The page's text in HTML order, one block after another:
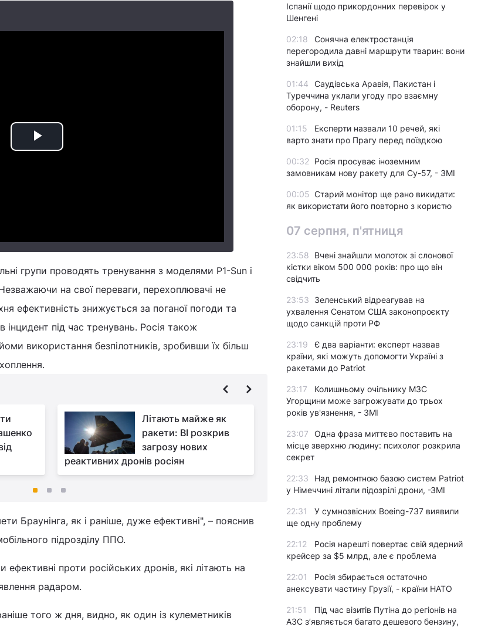
Play
групи проводять тренування з моделями P1-Sun і
на свої переваги, перехоплювачі не
ефективність знижується за поганої погоди та
під час тренувань. Росія також
використання безпілотників, зробивши їх більш
Літають майже як
ракети: BI розкрив
загрозу нових
реактивних дронів росіян
Росіяни все частіше
використовують
Білорусь для
дронових атак по Україні, - ДПСУ
Браунінга, як і раніше, дуже ефективні", – пояснив
підрозділу ППО.
проти російських дронів, які літають на
радаром.
того ж дня, видно, як один із кулеметників
Іспанії щодо прикордонних перевірок у
Шенгені
02:18
Сонячна електростанція
перегородила давні маршрути тварин: вони
знайшли вихід
01:44
Саудівська Аравія, Пакистан і
Туреччина уклали угоду про взаємну
оборону, - Reuters
01:15
Експерти назвали 10 речей, які
варто знати про Прагу перед поїздкою
00:32
Росія просуває іноземним
замовникам нову ракету для Су-57, - ЗМІ
00:05 Старий монітор ще рано викидати:
як використати його повторно з користю
07 серпня, п'ятниця
23:58
Вчені знайшли молоток зі слонової
кістки віком 500 000 років: про що він
свідчить
23:53
Зеленський відреагував на
ухвалення Сенатом США законопроєкту
щодо санкцій проти РФ
23:19
Є два варіанти: експерт назвав
країни, які можуть допомогти Україні з
ракетами до Patriot
23:17
Колишньому очільнику МЗС
Угорщини може загрожувати до трьох
років ув'язнення, - ЗМІ
23:07
Одна фраза миттєво поставить на
місце зверхню людину: психолог розкрила
секрет
22:33
Над ремонтною базою систем Patriot
у Німеччині літали підозрілі дрони, -ЗМІ
22:31
У сумнозвісних Boeing-737 виявили
ще одну проблему
22:12
Росія нарешті повертає свій ядерний
крейсер за $5 млрд, але є проблема
22:01
Росія збирається остаточно
анексувати частину Грузії, - країни НАТО
21:51
Під час візитів Путіна до регіонів на
АЗС з’являється багато дешевого бензину,